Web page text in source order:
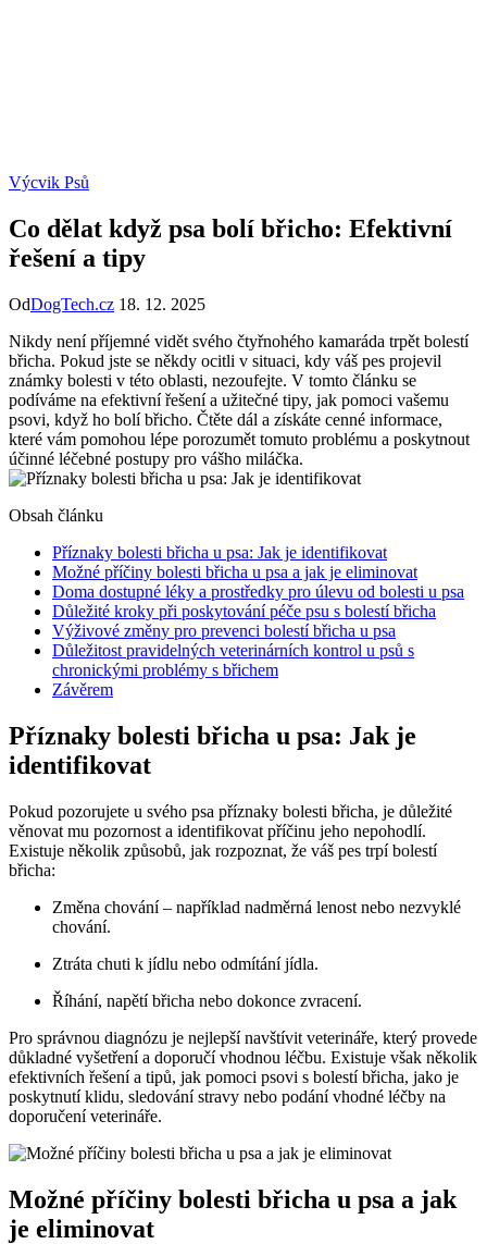
Výcvik Psů
Co dělat když psa bolí břicho: Efektivní
řešení a tipy
OdDogTech.cz 18. 12. 2025
Nikdy není příjemné vidět svého čtyřnohého kamaráda trpět bolestí
břicha. Pokud jste se někdy ocitli v situaci, kdy váš pes projevil
známky bolesti v této oblasti, nezoufejte. V tomto článku se
podíváme na efektivní řešení a užitečné tipy, jak pomoci vašemu
psovi, když ho bolí břicho. Čtěte dál a získáte cenné informace,
které vám pomohou lépe porozumět tomuto problému a poskytnout
účinné léčebné postupy pro vášho miláčka.
Obsah článku
Příznaky bolesti břicha u psa: Jak je identifikovat
Možné příčiny bolesti břicha u psa a jak je eliminovat
Doma dostupné léky a prostředky pro úlevu od bolesti u psa
Důležité kroky při poskytování péče psu s bolestí břicha
Výživové změny pro prevenci bolestí břicha u psa
Důležitost pravidelných veterinárních kontrol u psů s
chronickými problémy s břichem
Závěrem
Příznaky bolesti břicha u psa: Jak je
identifikovat
Pokud pozorujete u svého psa příznaky bolesti břicha, je důležité
věnovat mu pozornost a identifikovat příčinu jeho nepohodlí.
Existuje několik způsobů, jak rozpoznat, že váš pes trpí bolestí
břicha:
Změna chování – například nadměrná lenost nebo nezvyklé
chování.
Ztráta chuti k jídlu nebo odmítání jídla.
Říhání, napětí břicha nebo dokonce zvracení.
Pro správnou diagnózu je nejlepší navštívit veterináře, který provede
důkladné vyšetření a doporučí vhodnou léčbu. Existuje však několik
efektivních řešení a tipů, jak pomoci psovi s bolestí břicha, jako je
poskytnutí klidu, sledování stravy nebo podání vhodné léčby na
doporučení veterináře.
Možné příčiny bolesti břicha u psa a jak
je eliminovat